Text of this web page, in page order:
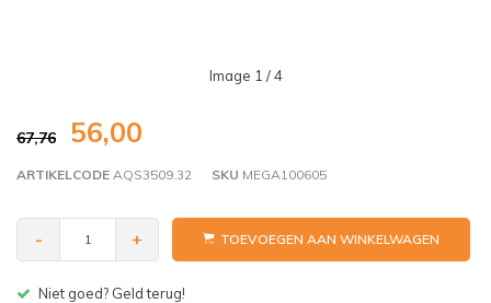
Image 1 / 4
67,76 56,00
ARTIKELCODE AQS3509.32 SKU MEGA100605
- + TOEVOEGEN AAN WINKELWAGEN
Gratis bezorgen v.a. € 150,- (NL)